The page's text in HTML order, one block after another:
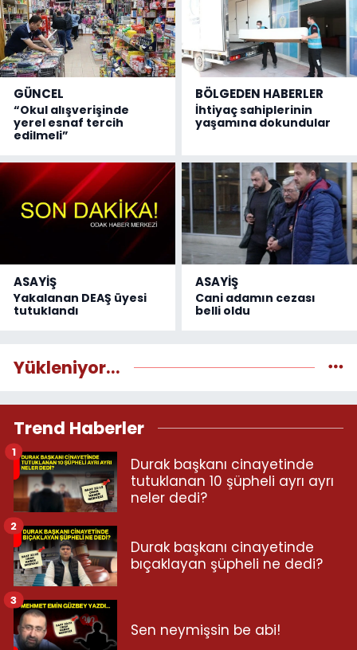
GÜNCEL
“Okul alışverişinde
yerel esnaf tercih
edilmeli”
BÖLGEDEN HABERLER
İhtiyaç sahiplerinin
yaşamına dokundular
ASAYİŞ
Yakalanan DEAŞ üyesi
tutuklandı
ASAYİŞ
Cani adamın cezası
belli oldu
Yükleniyor...
Trend Haberler
Durak başkanı cinayetinde
tutuklanan 10 şüpheli ayrı ayrı
neler dedi?
1
Durak başkanı cinayetinde
bıçaklayan şüpheli ne dedi?
2
Sen neymişsin be abi!
3